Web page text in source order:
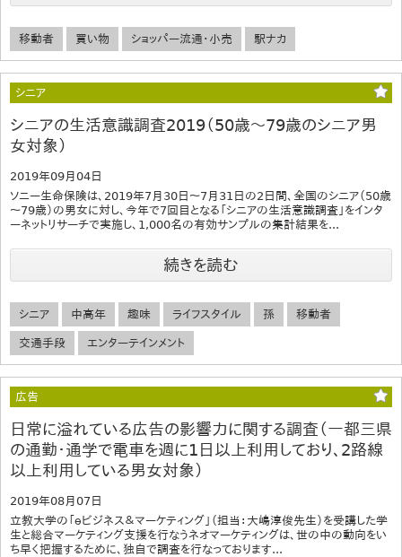
移動者 買い物 ショッパー流通・小売 駅ナカ
シニア
シニアの生活意識調査2019（50歳～79歳のシニア男
女対象）
2019年09月04日
ソニー生命保険は、2019年7月30日～7月31日の2日間、全国のシニア（50歳
～79歳）の男女に対し、今年で7回目となる「シニアの生活意識調査」をインタ
ーネットリサーチで実施し、1,000名の有効サンプルの集計結果を...
続きを読む
シニア 中高年 趣味 ライフスタイル 孫 移動者
交通手段 エンターテインメント
広告
日常に溢れている広告の影響力に関する調査（一都三県
の通勤・通学で電車を週に1日以上利用しており、2路線
以上利用している男女対象）
2019年08月07日
立教大学の「ｅビジネス＆マーケティング」（担当：大嶋淳俊先生）を受講した学
生と総合マーケティング支援を行なうネオマーケティングは、世の中の動向をい
ち早く把握するために、独自で調査を行なっております...